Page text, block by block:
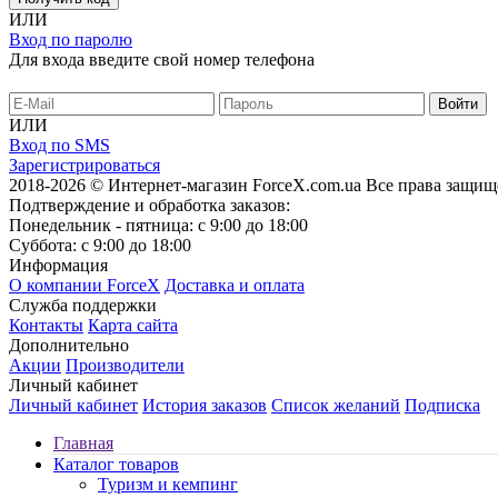
ИЛИ
Вход по паролю
Для входа введите свой номер телефона
ИЛИ
Вход по SMS
Зарегистрироваться
2018-2026 © Интернет-магазин ForceX.com.ua Все права
Подтверждение и обработка заказов:
Понедельник - пятница: с 9:00 до 18:00
Суббота: с 9:00 до 18:00
Информация
О компании ForceX Доставка и оплата
Служба поддержки
Контакты Карта сайта
Дополнительно
Акции Производители
Личный кабинет
Личный кабинет История заказов Список желаний Подписка
Главная
Каталог товаров
Туризм и кемпинг